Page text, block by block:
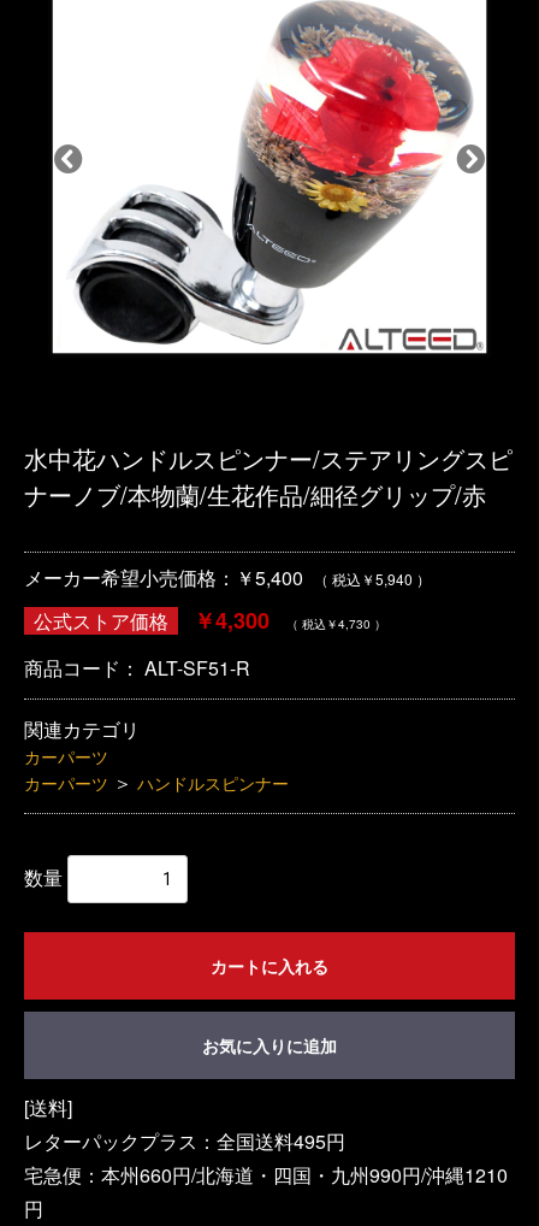
水中花ハンドルスピンナー/ステアリングスピ
ナーノブ/本物蘭/生花作品/細径グリップ/赤
メーカー希望小売価格：￥5,400 （ 税込￥5,940 ）
公式ストア価格 ￥4,300 （ 税込￥4,730 ）
商品コード： ALT-SF51-R
関連カテゴリ
カーパーツ
カーパーツ ＞ ハンドルスピンナー
数量
カートに入れる
お気に入りに追加
[送料]
レターパックプラス：全国送料495円
宅急便：本州660円/北海道・四国・九州990円/沖縄1210
円